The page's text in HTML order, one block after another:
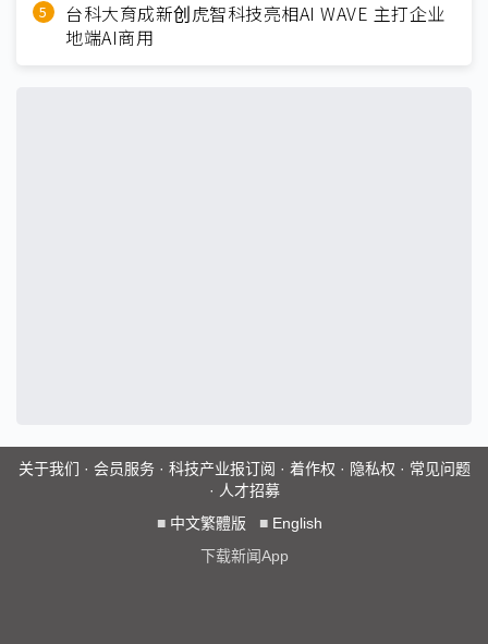
台科大育成新创虎智科技亮相AI WAVE 主打企业
地端AI商用
关于我们 · 会员服务· 科技产业报订阅 · 着作权 · 隐私权 · 常见问题
· 人才招募
■ 中文繁體版 ■ English
下载新闻App